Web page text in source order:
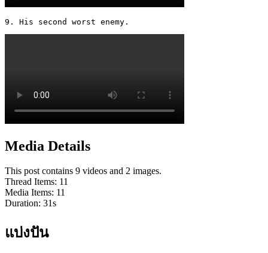
9. His second worst enemy.
Media Details
This post contains 9 videos and 2 images.
Thread Items: 11
Media Items: 11
Duration: 31s
แบ่งปัน